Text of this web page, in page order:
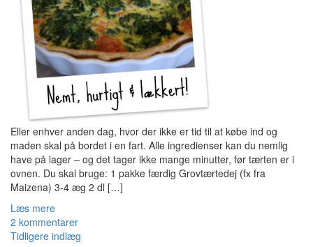
Eller enhver anden dag, hvor der ikke er tid til at købe ind og
maden skal på bordet i en fart. Alle ingredienser kan du nemlig
have på lager – og det tager ikke mange minutter, før tærten er i
ovnen. Du skal bruge: 1 pakke færdig Grovtærtedej (fx fra
Maizena) 3-4 æg 2 dl […]
Læs mere
2 kommentarer
Tidligere indlæg